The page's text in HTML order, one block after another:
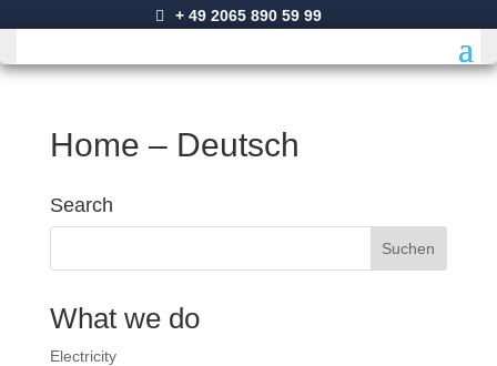
+ 49 2065 890 59 99
Home – Deutsch
Search
What we do
Electricity